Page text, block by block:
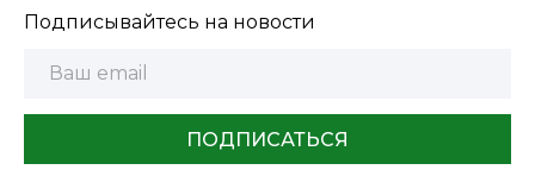
Подписывайтесь на новости
ПОДПИСАТЬСЯ